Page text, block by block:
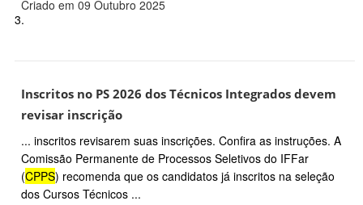
Criado em 09 Outubro 2025
3.
Inscritos no PS 2026 dos Técnicos Integrados devem
revisar inscrição
... inscritos revisarem suas inscrições. Confira as instruções. A
Comissão Permanente de Processos Seletivos do IFFar
(CPPS) recomenda que os candidatos já inscritos na seleção
dos Cursos Técnicos ...